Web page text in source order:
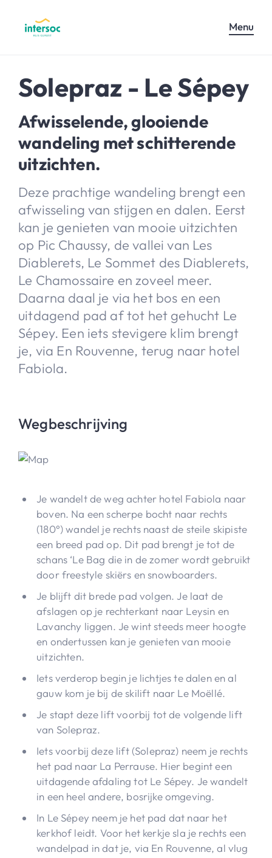
Menu
Solepraz - Le Sépey
Afwisselende, glooiende
wandeling met schitterende
uitzichten.
Deze prachtige wandeling brengt een
afwisseling van stijgen en dalen. Eerst
kan je genieten van mooie uitzichten
op Pic Chaussy, de vallei van Les
Diablerets, Le Sommet des Diablerets,
Le Chamossaire en zoveel meer.
Daarna daal je via het bos en een
uitdagend pad af tot het gehucht Le
Sépey. Een iets stevigere klim brengt
je, via En Rouvenne, terug naar hotel
Fabiola.
Wegbeschrijving
Je wandelt de weg achter hotel Fabiola naar
boven. Na een scherpe bocht naar rechts
(180°) wandel je rechts naast de steile skipiste
een breed pad op. Dit pad brengt je tot de
schans ‘Le Bag die in de zomer wordt gebruikt
door freestyle skiërs en snowboarders.
Je blijft dit brede pad volgen. Je laat de
afslagen op je rechterkant naar Leysin en
Lavanchy liggen. Je wint steeds meer hoogte
en ondertussen kan je genieten van mooie
uitzichten.
Iets verderop begin je lichtjes te dalen en al
gauw kom je bij de skilift naar Le Moëllé.
Je stapt deze lift voorbij tot de volgende lift
van Solepraz.
Iets voorbij deze lift (Solepraz) neem je rechts
het pad naar La Perrause. Hier begint een
uitdagende afdaling tot Le Sépey. Je wandelt
in een heel andere, bosrijke omgeving.
In Le Sépey neem je het pad dat naar het
kerkhof leidt. Voor het kerkje sla je rechts een
wandelpad in dat je, via En Rouvenne, al vlug